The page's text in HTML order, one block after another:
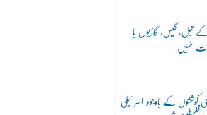
کے تیل، گیس، گاڑیوں یا
نہیں
کوششوں کے باوجود اسرائیلی